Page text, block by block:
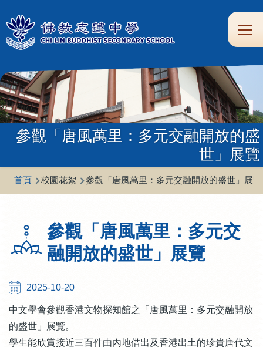
Main
生
涯
劃
家
校
作
校
友
圖
書
園
道
參觀「唐風萬里：多元交融開放的盛
世」展覽
導
航
首頁 校園花絮 參觀「唐風萬里：多元交融開放的盛世」展覽
參觀「唐風萬里：多元交
融開放的盛世」展覽
2025-10-20
中文學會參觀香港文物探知館之「唐風萬里：多元交融開放
的盛世」展覽。
學生能欣賞接近三百件由內地借出及香港出土的珍貴唐代文